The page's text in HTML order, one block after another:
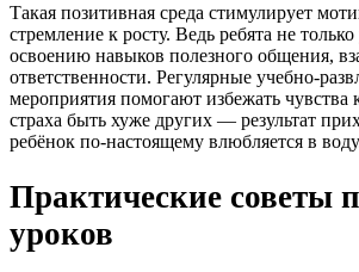
Такая позитивная среда стимулирует
стремление к росту. Ведь ребята не
освоению навыков полезного общения,
ответственности. Регулярные учебно-
мероприятия помогают избежать чувства
страха быть хуже других — результат
ребёнок по-настоящему влюбляется в
Практические советы
уроков